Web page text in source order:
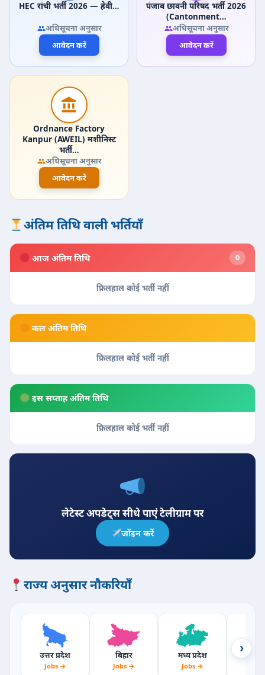
HEC रांची भर्ती 2026 — हेवी…
अधिसूचना अनुसार
आवेदन करें
पंजाब छावनी परिषद भर्ती 2026
(Cantonment…
अधिसूचना अनुसार
आवेदन करें
Ordnance Factory
Kanpur (AWEIL) मशीनिस्ट
भर्ती…
अधिसूचना अनुसार
आवेदन करें
अंतिम तिथि वाली भर्तियाँ
आज अंतिम तिथि 0
फ़िलहाल कोई भर्ती नहीं
कल अंतिम तिथि
फ़िलहाल कोई भर्ती नहीं
इस सप्ताह अंतिम तिथि
फ़िलहाल कोई भर्ती नहीं
लेटेस्ट अपडेट्स सीधे पाएं टेलीग्राम पर
जॉइन करें
राज्य अनुसार नौकरियाँ
उत्तर प्रदेश
Jobs →
बिहार
Jobs →
मध्य प्रदेश
Jobs →
›